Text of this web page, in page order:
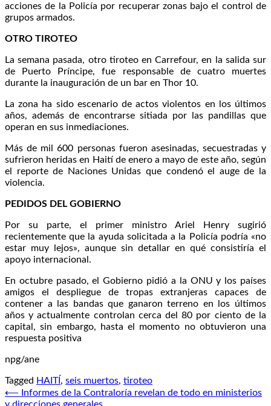
acciones de la Policía por recuperar zonas bajo el control de
grupos armados.
OTRO TIROTEO
La semana pasada, otro tiroteo en Carrefour, en la salida sur
de Puerto Príncipe, fue responsable de cuatro muertes
durante la inauguración de un bar en Thor 10.
La zona ha sido escenario de actos violentos en los últimos
años, además de encontrarse sitiada por las pandillas que
operan en sus inmediaciones.
Más de mil 600 personas fueron asesinadas, secuestradas y
sufrieron heridas en Haití de enero a mayo de este año, según
el reporte de Naciones Unidas que condenó el auge de la
violencia.
PEDIDOS DEL GOBIERNO
Por su parte, el primer ministro Ariel Henry sugirió
recientemente que la ayuda solicitada a la Policía podría «no
estar muy lejos», aunque sin detallar en qué consistiría el
apoyo internacional.
En octubre pasado, el Gobierno pidió a la ONU y los países
amigos el despliegue de tropas extranjeras capaces de
contener a las bandas que ganaron terreno en los últimos
años y actualmente controlan cerca del 80 por ciento de la
capital, sin embargo, hasta el momento no obtuvieron una
respuesta positiva
npg/ane
Tagged HAITÍ , seis muertos, tiroteo
Navegación
⟵
Informes de la Contraloría revelan de todo en ministerios